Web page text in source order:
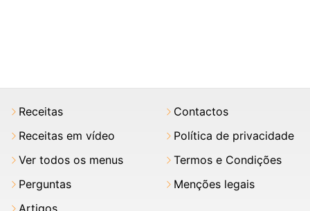
Receitas
Receitas em vídeo
Ver todos os menus
Perguntas
Contactos
Política de privacidade
Termos e Condições
Menções legais